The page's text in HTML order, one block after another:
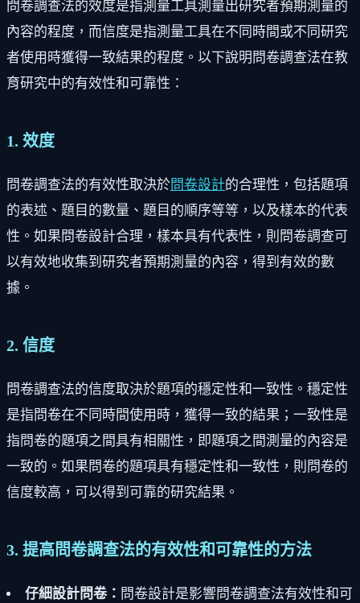
問卷調查法的效度是指測量工具測量出研究者預期測量的
內容的程度，而信度是指測量工具在不同時間或不同研究
者使用時獲得一致結果的程度。以下說明問卷調查法在教
育研究中的有效性和可靠性：
1. 效度
問卷調查法的有效性取決於問卷設計的合理性，包括題項
的表述、題目的數量、題目的順序等等，以及樣本的代表
性。如果問卷設計合理，樣本具有代表性，則問卷調查可
以有效地收集到研究者預期測量的內容，得到有效的數
據。
2. 信度
問卷調查法的信度取決於題項的穩定性和一致性。穩定性
是指問卷在不同時間使用時，獲得一致的結果；一致性是
指問卷的題項之間具有相關性，即題項之間測量的內容是
一致的。如果問卷的題項具有穩定性和一致性，則問卷的
信度較高，可以得到可靠的研究結果。
3. 提高問卷調查法的有效性和可靠性的方法
仔細設計問卷： 問卷設計是影響問卷調查法有效性和可